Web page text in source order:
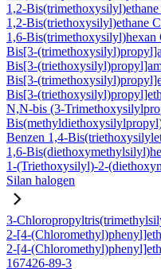
1,2-
1,2-Bis(triethoxysilyl)ethane
1,6-Bis(trimethoxysilyl)hexan
Bis[3-
Bis[3-
Bis[3-
Bis[3-
N,N-bis (3-
Benzen 1,4-
1,6-
1-(Triethoxysilyl)-2-
Silan halogen
3-
2-[4-
2-[4-
167426-89-3